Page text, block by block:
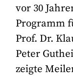
vor 30
Programm
Prof. Dr.
Peter
zeigte